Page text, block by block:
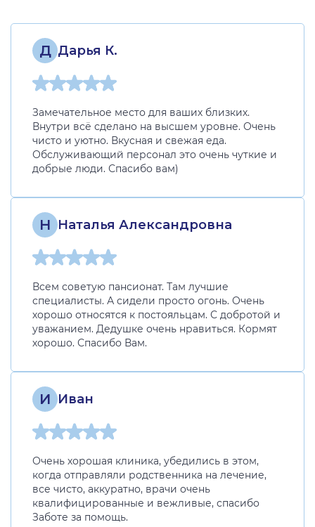
Д Дарья К.
Замечательное место для ваших близких.
Внутри всё сделано на высшем уровне. Очень
чисто и уютно. Вкусная и свежая еда.
Обслуживающий персонал это очень чуткие и
добрые люди. Спасибо вам)
Н Наталья Александровна
Всем советую пансионат. Там лучшие
специалисты. А сидели просто огонь. Очень
хорошо относятся к постояльцам. С добротой и
уважанием. Дедушке очень нравиться. Кормят
хорошо. Спасибо Вам.
И Иван
Очень хорошая клиника, убедились в этом,
когда отправляли родственника на лечение,
все чисто, аккуратно, врачи очень
квалифицированные и вежливые, спасибо
Заботе за помощь.